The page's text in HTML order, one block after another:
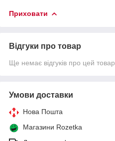
Приховати
Відгуки про товар
Ще немає відгуків про цей товар
Умови доставки
Нова Пошта
Магазини Rozetka